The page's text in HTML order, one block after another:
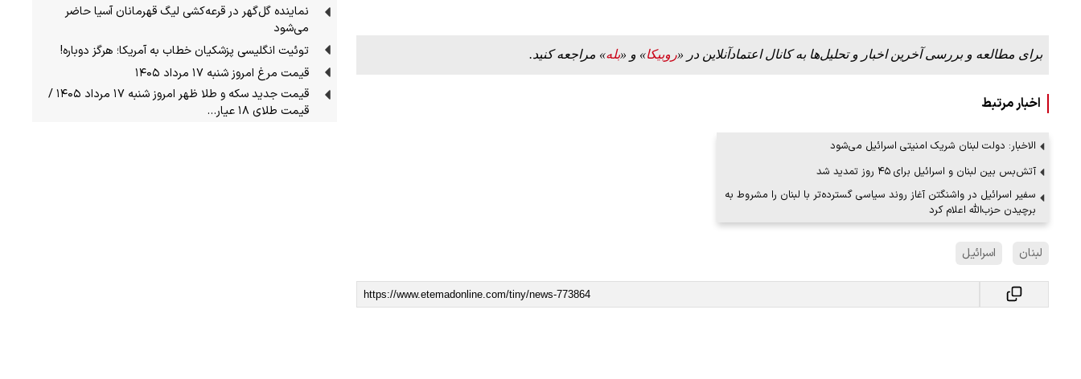
برای مطالعه و بررسی آخرین اخبار و تحلیل‌ها به کانال اعتمادآنلاین در «روبیکا» و «بله» مراجعه کنید.
اخبار مرتبط
الاخبار: دولت لبنان شریک امنیتی اسرائیل می‌شود
آتش‌بس بین لبنان و اسرائیل برای ۴۵ روز تمدید شد
سفیر اسرائیل در واشنگتن آغاز روند سیاسی گسترده‌تر با لبنان را مشروط به
برچیدن حزب‌الله اعلام کرد
لبنان اسرائیل
نماینده گل‌گهر در قرعه‌کشی لیگ قهرمانان آسیا حاضر
می‌شود
توئیت انگلیسی پزشکیان خطاب به آمریکا؛ هرگز دوباره!
قیمت مرغ امروز شنبه ۱۷ مرداد ۱۴۰۵
قیمت جدید سکه و طلا ظهر امروز شنبه ۱۷ مرداد ۱۴۰۵ /
قیمت طلای ۱۸ عیار…